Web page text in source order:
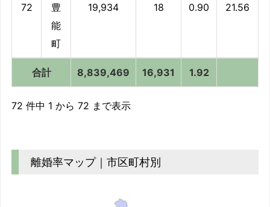
合計 8,839,469 16,931 1.92
72
豊
能
町
19,934 18 0.90 21.56
合計 8,839,469 16,931 1.92
72 件中 1 から 72 まで表示
離婚率マップ｜市区町村別